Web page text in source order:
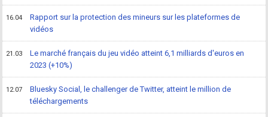
16.04
Rapport sur la protection des mineurs sur les plateformes de
vidéos
21.03
Le marché français du jeu vidéo atteint 6,1 milliards d'euros en
2023 (+10%)
12.07
Bluesky Social, le challenger de Twitter, atteint le million de
téléchargements